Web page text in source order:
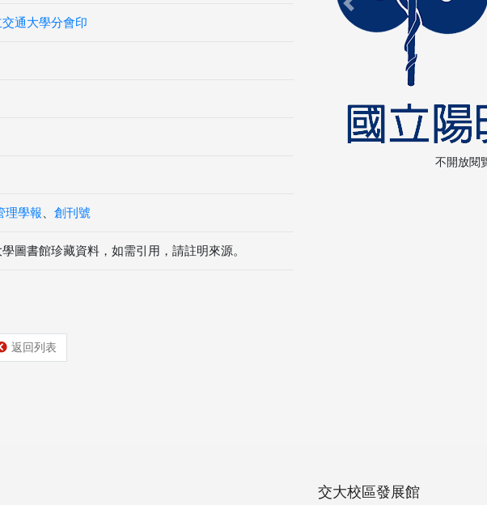
通大學分會印
理學報 創刊號
圖書館珍藏資料，如需引用，請註明來源。
返回列表
Previous
不開放閱
交大校區發展館